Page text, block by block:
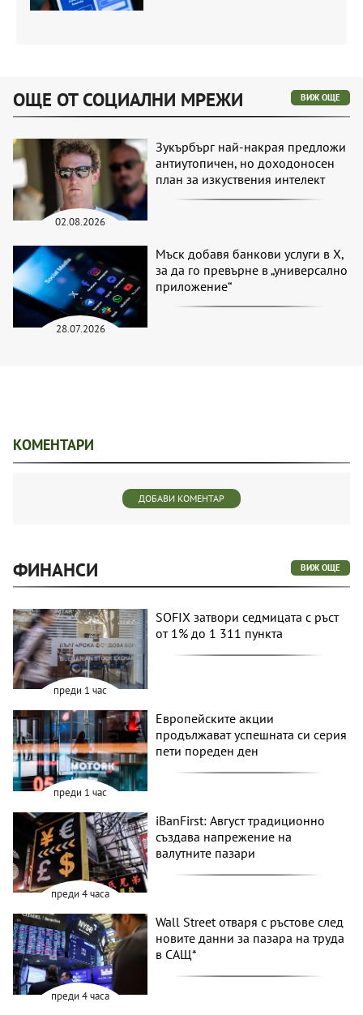
ОЩЕ ОТ СОЦИАЛНИ МРЕЖИ ВИЖ ОЩЕ
02.08.2026
Зукърбърг най-накрая предложи
антиутопичен, но доходоносен
план за изкуствения интелект
28.07.2026
Мъск добавя банкови услуги в X,
за да го превърне в „универсално
приложение“
КОМЕНТАРИ
ДОБАВИ КОМЕНТАР
ФИНАНСИ ВИЖ ОЩЕ
преди 1 час
SOFIX затвори седмицата с ръст
от 1% до 1 311 пункта
преди 1 час
Европейските акции
продължават успешната си серия
пети пореден ден
преди 4 часа
iBanFirst: Август традиционно
създава напрежение на
валутните пазари
преди 4 часа
Wall Street отваря с ръстове след
новите данни за пазара на труда
в САЩ*